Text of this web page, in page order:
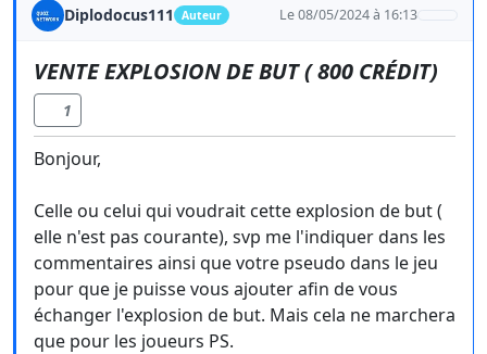
Diplodocus111 Auteur Le 08/05/2024 à 16:13
VENTE EXPLOSION DE BUT ( 800 CRÉDIT)
1
Bonjour,
Celle ou celui qui voudrait cette explosion de but (
elle n'est pas courante), svp me l'indiquer dans les
commentaires ainsi que votre pseudo dans le jeu
pour que je puisse vous ajouter afin de vous
échanger l'explosion de but. Mais cela ne marchera
que pour les joueurs PS.